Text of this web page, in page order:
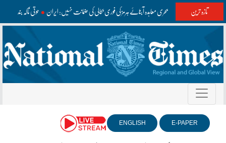
تازہ ترینعمان سے ممکنہ بحری معاہدہ آبنائے ہرمز کی فوری بحالی کی ضمانت نہیں: ایران حوثی ناکہ
E-PAPER
ENGLISH